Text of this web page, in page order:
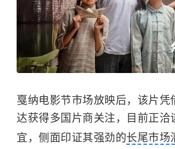
戛纳电影节市场放映后，该片凭
达获得多国片商关注，目前正洽
宜，侧面印证其强劲的长尾市场